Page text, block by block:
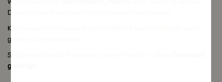
Wunderschönes
Dreieckstola in angenehm zu tragender Merinowolle.
Kombinieren Sie diesen Poncho stilecht zum
gerne zur Freizeitmode.
Selbnstverständlich werden unsere Poncho´s alle in
gefertigt